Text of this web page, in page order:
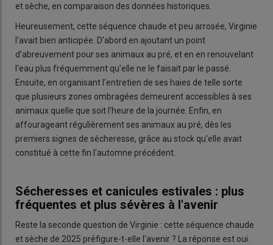
et sèche, en comparaison des données historiques.
Heureusement, cette séquence chaude et peu arrosée, Virginie
l'avait bien anticipée. D'abord en ajoutant un point
d'abreuvement pour ses animaux au pré, et en en renouvelant
l'eau plus fréquemment qu'elle ne le faisait par le passé.
Ensuite, en organisant l'entretien de ses haies de telle sorte
que plusieurs zones ombragées demeurent accessibles à ses
animaux quelle que soit l'heure de la journée. Enfin, en
affourageant régulièrement ses animaux au pré, dès les
premiers signes de sécheresse, grâce au stock qu'elle avait
constitué à cette fin l'automne précédent.
Sécheresses et canicules estivales : plus
fréquentes et plus sévères à l'avenir
Reste la seconde question de Virginie : cette séquence chaude
et sèche de 2025 préfigure-t-elle l'avenir ? La réponse est oui.